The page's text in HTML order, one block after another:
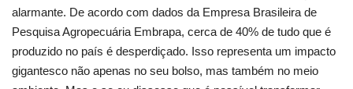
alarmante. De acordo com dados da Empresa Brasileira de
Pesquisa Agropecuária Embrapa, cerca de 40% de tudo que é
produzido no país é desperdiçado. Isso representa um impacto
gigantesco não apenas no seu bolso, mas também no meio